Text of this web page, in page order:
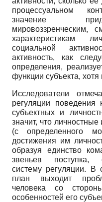
процессуальном
значение
мировоззренческим,
характеристикам
социальной
активность, как
определения,
функции субъекта,
Исследователи
регуляции поведения
субъектных и
значит, что личностные
(с определенного
достижения им
образуя единство
звеньев поступка,
систему регуляции. В
план выходит
человека со стороны
особенностей его